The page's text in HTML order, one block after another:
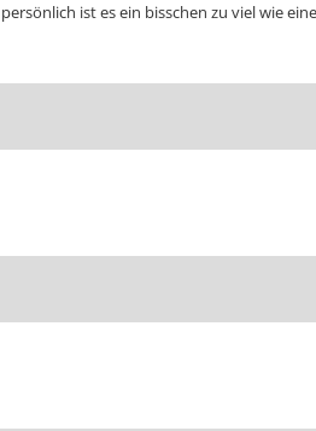
ist es ein bisschen zu viel wie